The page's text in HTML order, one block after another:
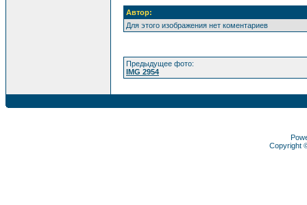
Автор:
Для этого изображения нет коментариев
Предыдущее фото:
IMG 2954
Copyright